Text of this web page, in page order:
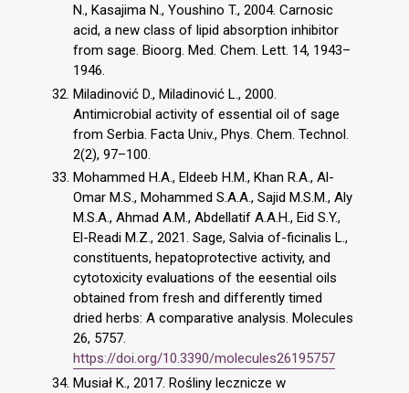
N., Kasajima N., Youshino T., 2004. Carnosic
acid, a new class of lipid absorption inhibitor
from sage. Bioorg. Med. Chem. Lett. 14, 1943–
1946.
Miladinović D., Miladinović L., 2000.
Antimicrobial activity of essential oil of sage
from Serbia. Facta Univ., Phys. Chem. Technol.
2(2), 97–100.
Mohammed H.A., Eldeeb H.M., Khan R.A., Al-
Omar M.S., Mohammed S.A.A., Sajid M.S.M., Aly
M.S.A., Ahmad A.M., Abdellatif A.A.H., Eid S.Y.,
El-Readi M.Z., 2021. Sage, Salvia of-ficinalis L.,
constituents, hepatoprotective activity, and
cytotoxicity evaluations of the eesential oils
obtained from fresh and differently timed
dried herbs: A comparative analysis. Molecules
26, 5757.
https://doi.org/10.3390/molecules26195757
Musiał K., 2017. Rośliny lecznicze w